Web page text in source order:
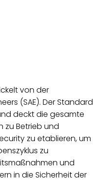
von der
(SAE). Der Standard
deckt die gesamte
zu Betrieb und
zu etablieren, um
zu
und
in die Sicherheit der